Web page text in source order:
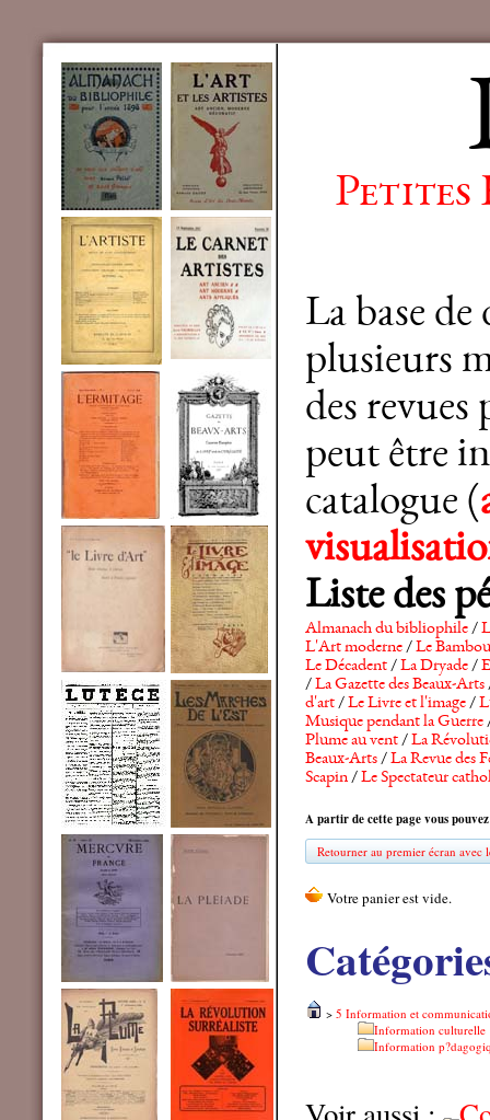
Petites
La base
plusieurs
des revues
peut être
catalogue (
Liste des
Almanach du bibliophile/
L'Art moderne/Le Bambou
Le Décadent/La Dryade/
/La Gazette des Beaux-Arts
d'art/Le Livre et l'image/
Musique pendant la Guerre
Plume au vent/La
Beaux-Arts/La Revue des
Scapin/Le Spectateur
A partir de cette page vous
Retourner au premier écran avec
> 5 Information et
Information culturelle
Information